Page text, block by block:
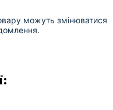
можуть змінюватися